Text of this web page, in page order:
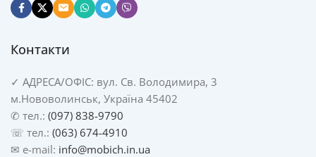
Контакти
✓ АДРЕСА/ОФІС: вул. Св. Володимира, 3
м.Нововолинськ, Україна 45402
✆ тел.: (097) 838-9790
☏ тел.: (063) 674-4910
✉ e-mail: info@mobich.in.ua